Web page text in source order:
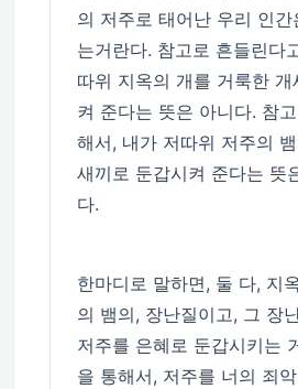
의 저주로 태어난 우리 인간
는거란다. 참고로 흔들린다
따위 지옥의 개를 거룩한 개
켜 준다는 뜻은 아니다. 참
해서, 내가 저따위 저주의
새끼로 둔갑시켜 준다는 뜻
다.
한마디로 말하면, 둘 다, 지
의 뱀의, 장난질이고, 그 장
저주를 은혜로 둔갑시키는
을 통해서, 저주를 너의 죄